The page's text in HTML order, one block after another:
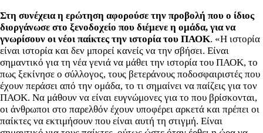
Στη συνέχεια η ερώτηση αφορούσε την προβολή που ο ίδιος
διοργάνωσε στο ξενοδοχείο που διέμενε η ομάδα, για να
γνωρίσουν οι νέοι παίκτες την ιστορία του ΠΑΟΚ. «Η ιστορία
είναι ιστορία και δεν μπορεί κανείς να την σβήσει. Είναι
σημαντικό για τη νέα γενιά να μάθει την ιστορία του ΠΑΟΚ, το
πως ξεκίνησε ο σύλλογος, τους βετεράνους ποδοσφαιριστές που
έχουν περάσει από την ομάδα, το τι σημαίνει να παίζεις για τον
ΠΑΟΚ. Να μάθουν να είναι ευγνώμονες για το που βρίσκονται,
οι άνθρωποι στο παρελθόν έχουν υποφέρει αρκετά και πρέπει οι
παίκτες να εκτιμήσουν που είναι αυτή τη στιγμή. Είναι